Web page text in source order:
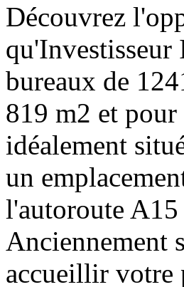
Découvrez
bureaux de
819 m2 et
idéalement
un
l'autoroute A15
Anciennement
accueillir votre